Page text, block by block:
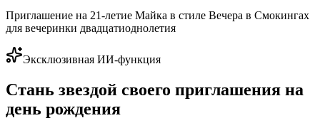
Приглашение на 21-летие Майка в стиле Вечера в Смокингах
для вечеринки двадцатиоднолетия
Эксклюзивная ИИ-функция
Стань звездой своего приглашения на
день рождения